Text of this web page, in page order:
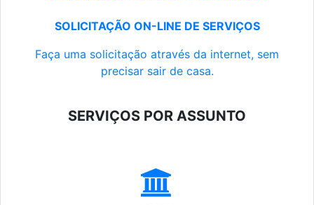
SOLICITAÇÃO ON-LINE DE SERVIÇOS
Faça uma solicitação através da internet, sem
precisar sair de casa.
SERVIÇOS POR ASSUNTO